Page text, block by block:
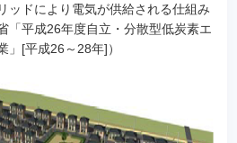
ッドにより電気が供給される仕組み
「平成26年度自立・分散型低炭素エ
」[平成26～28年]）